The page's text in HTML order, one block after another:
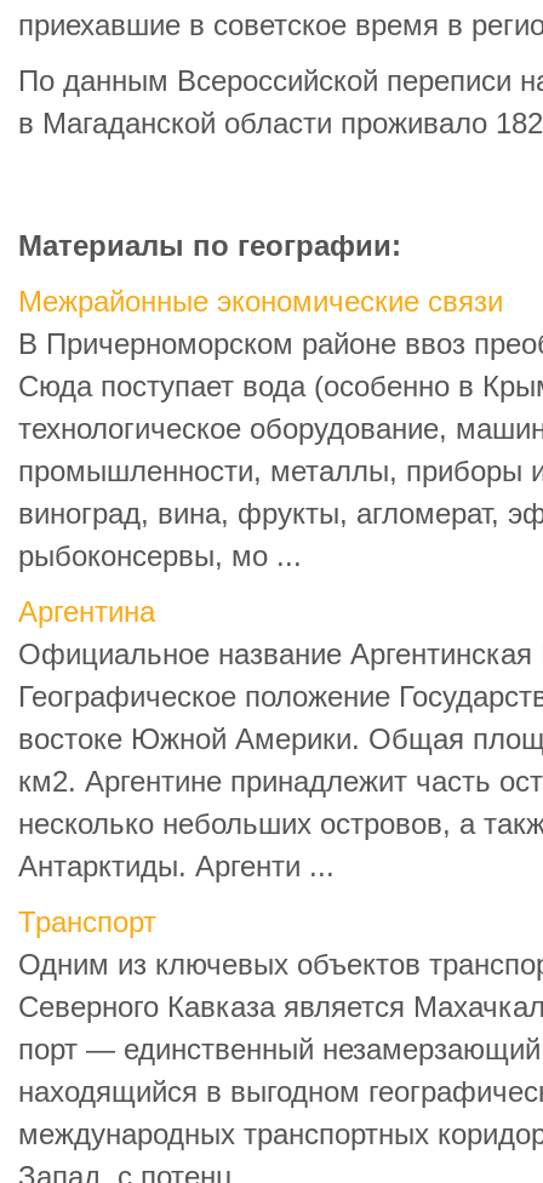
приехавшие в советское время в
По данным Всероссийской переписи
в Магаданской области проживало
Материалы по географии:
Межрайонные экономические связи
В Причерноморском районе ввоз
Сюда поступает вода (особенно в
технологическое оборудование,
промышленности, металлы, приборы
виноград, вина, фрукты, агломерат,
рыбоконсервы, мо ...
Аргентина
Официальное название Аргентинская
Географическое положение
востоке Южной Америки. Общая
км2. Аргентине принадлежит часть
несколько небольших островов, а
Антарктиды. Аргенти ...
Транспорт
Одним из ключевых объектов
Северного Кавказа является
порт — единственный
находящийся в выгодном
международных транспортных